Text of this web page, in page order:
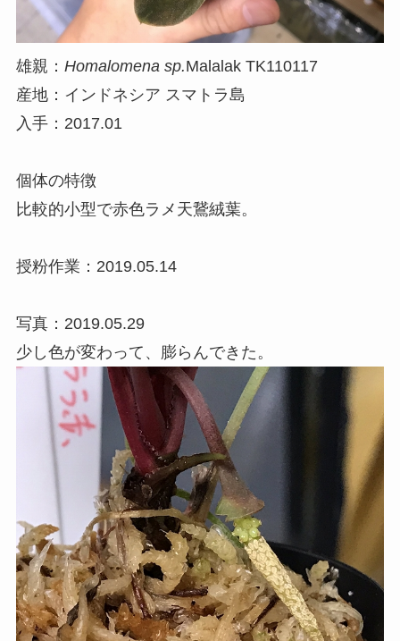
雄親： Homalomena sp.Malalak TK110117
産地：インドネシア スマトラ島
入手：2017.01
個体の特徴
比較的小型で赤色ラメ天鵞絨葉。
授粉作業：2019.05.14
写真：2019.05.29
少し色が変わって、膨らんできた。